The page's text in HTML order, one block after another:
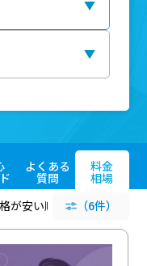
よくある
質問
料金
相場
が安い順 評価が高い順
（6件）